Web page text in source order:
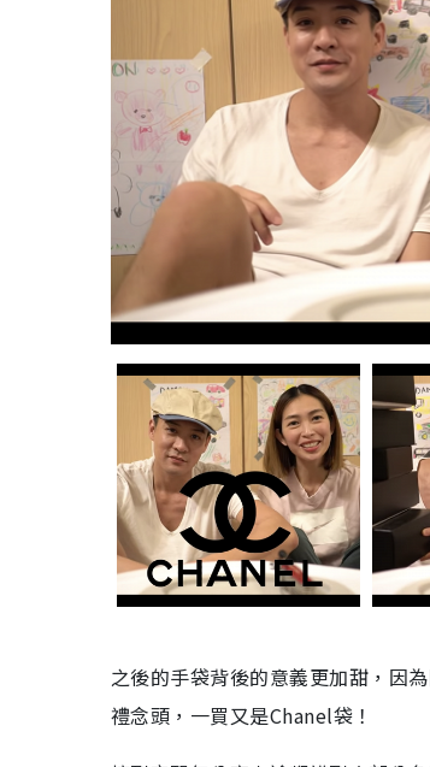
之後的手袋背後的意義更加甜，因
禮念頭，一買又是Chanel袋！